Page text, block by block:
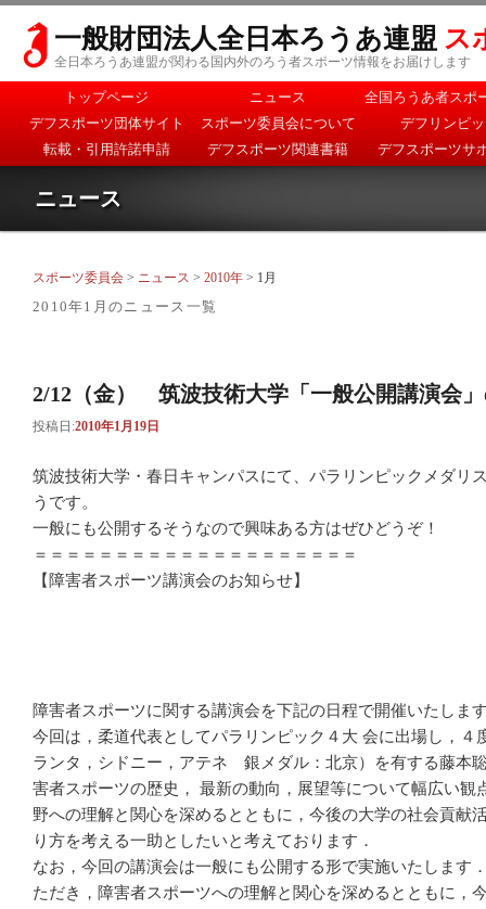
一般財団法人全日本ろうあ連盟 ス
全日本ろうあ連盟が関わる国内外のろう者スポーツ情報をお届けします
メインメニュー
メインコンテンツへ移
動
サブコンテンツへ移動
トップページ ニュース
全国ろうあ者スポ
デフスポーツ団体サイト
スポーツ委員会について
デフリンピ
転載・引用許諾申請
デフスポーツ関連書籍 デフスポーツサ
ニュース
スポーツ委員会 > ニュース > 2010年 > 1月
2010年1月のニュース一覧
2/12（金） 筑波技術大学「一般公開講演会
投稿日:2010年1月19日
筑波技術大学・春日キャンパスにて、パラリンピックメダリ
うです。
一般にも公開するそうなので興味ある方はぜひどうぞ！
＝＝＝＝＝＝＝＝＝＝＝＝＝＝＝＝＝＝＝＝
【障害者スポーツ講演会のお知らせ】
障害者スポーツに関する講演会を下記の日程で開催いたしま
今回は，柔道代表としてパラリンピック４大 会に出場し，４
ランタ，シドニー，アテネ 銀メダル：北京）を有する藤本
害者スポーツの歴史， 最新の動向，展望等について幅広い観
野への理解と関心を深めるとともに，今後の大学の社会貢献
り方を考える一助としたいと考えております．
なお，今回の講演会は一般にも公開する形で実施いたします
ただき，障害者スポーツへの理解と関心を深めるとともに，